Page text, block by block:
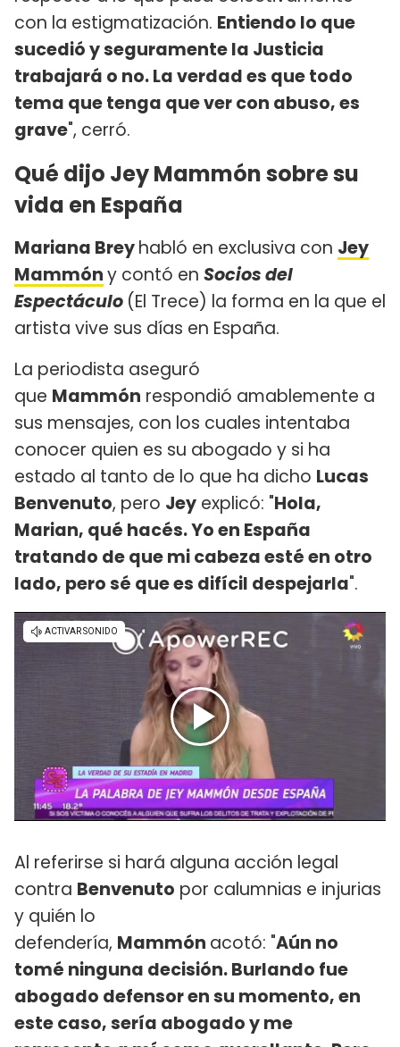
con la estigmatización. Entiendo lo que
sucedió y seguramente la Justicia
trabajará o no. La verdad es que todo
tema que tenga que ver con abuso, es
grave", cerró.
Qué dijo Jey Mammón sobre su
vida en España
Mariana Breyhabló en exclusiva con Jey
Mammóny contó en Socios del
Espectáculo (El Trece) la forma en la que el
artista vive sus días en España.
La periodista aseguró
que Mammón respondió amablemente a
sus mensajes, con los cuales intentaba
conocer quien es su abogado y si ha
estado al tanto de lo que ha dicho Lucas
Benvenuto, pero Jey explicó: "Hola,
Marian, qué hacés. Yo en España
tratando de que mi cabeza esté en otro
lado, pero sé que es difícil despejarla".
Al referirse si hará alguna acción legal
contra Benvenuto por calumnias e injurias
y quién lo
defendería, Mammón acotó: "Aún no
tomé ninguna decisión. Burlando fue
abogado defensor en su momento, en
este caso, sería abogado y me